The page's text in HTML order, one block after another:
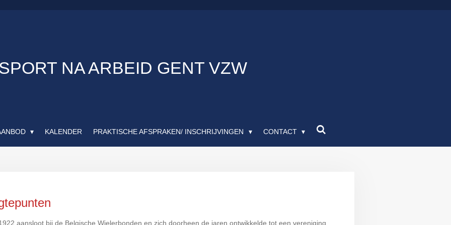
NA ARBEID GENT VZW
KALENDER PRAKTISCHE AFSPRAKEN/ INSCHRIJVINGEN CONTACT
aansloot bij de Belgische Wielerbonden en zich doorheen de jaren ontwikkelde tot een vereniging